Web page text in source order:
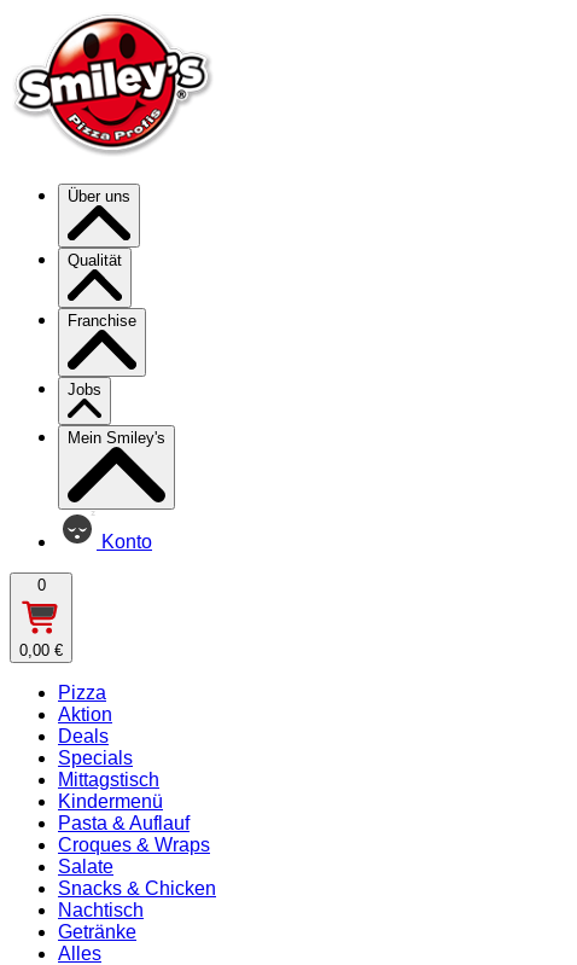
Über uns
Qualität
Franchise
Jobs
Mein Smiley's
Konto
0
0,00 €
Pizza
Aktion
Deals
Specials
Mittagstisch
Kindermenü
Pasta & Auflauf
Croques & Wraps
Salate
Snacks & Chicken
Nachtisch
Getränke
Alles